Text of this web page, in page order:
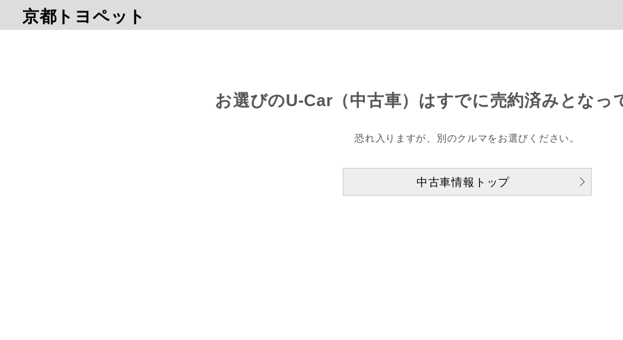
京都トヨペット
お選びのU-Car（中古車）はすでに売約済みとなっ
恐れ入りますが、別のクルマをお選びください。
中古車情報トップ